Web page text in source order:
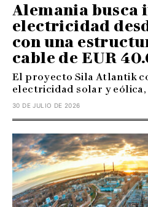
Alemania busca
electricidad
con una
cable de EUR
El proyecto Sila Atlantik
electricidad solar y eólica,
30 DE JULIO DE 2026